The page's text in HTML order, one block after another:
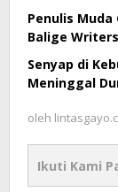
Penulis
Balige
Senyap di
Meninggal
oleh
Ikuti Kami